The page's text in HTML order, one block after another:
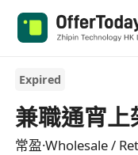
Expired
兼職通宵上
常盈·Wholesale /